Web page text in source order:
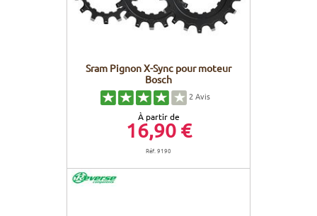
Sram Pignon X-Sync pour moteur
Bosch
2 Avis
À partir de
16,90 €
Réf. 9190